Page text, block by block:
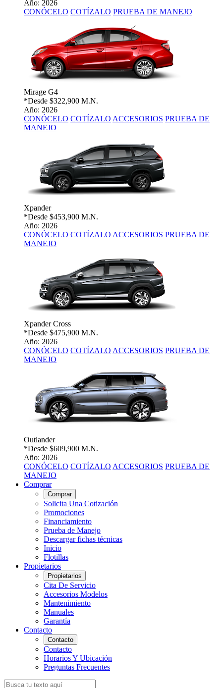
Año: 2026
CONÓCELO COTÍZALO PRUEBA DE MANEJO
Mirage G4
*Desde $322,900 M.N.
Año: 2026
CONÓCELO COTÍZALO ACCESORIOS PRUEBA DE
MANEJO
Xpander
*Desde $453,900 M.N.
Año: 2026
CONÓCELO COTÍZALO ACCESORIOS PRUEBA DE
MANEJO
Xpander Cross
*Desde $475,900 M.N.
Año: 2026
CONÓCELO COTÍZALO ACCESORIOS PRUEBA DE
MANEJO
Outlander
*Desde $609,900 M.N.
Año: 2026
CONÓCELO COTÍZALO ACCESORIOS PRUEBA DE
MANEJO
Comprar
Comprar
Solicita Una Cotización
Promociones
Financiamiento
Prueba de Manejo
Descargar fichas técnicas
Inicio
Flotillas
Propietarios
Propietarios
Cita De Servicio
Accesorios Modelos
Mantenimiento
Manuales
Garantía
Contacto
Contacto
Contacto
Horarios Y Ubicación
Preguntas Frecuentes